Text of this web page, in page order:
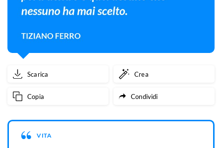
Scarica Crea
Copia Condividi
VITA